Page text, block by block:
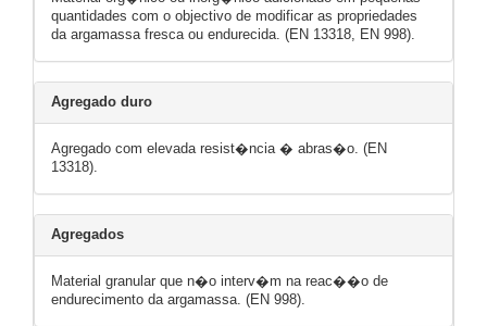
quantidades com o objectivo de modificar as propriedades
da argamassa fresca ou endurecida. (EN 13318, EN 998).
Agregado duro
Agregado com elevada resist�ncia � abras�o. (EN
13318).
Agregados
Material granular que n�o interv�m na reac��o de
endurecimento da argamassa. (EN 998).